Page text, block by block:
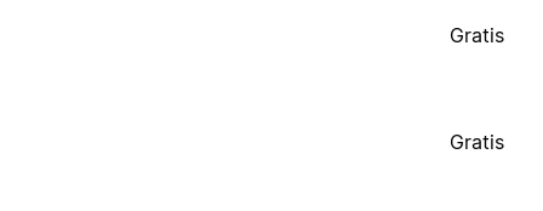
Gratis
Gratis